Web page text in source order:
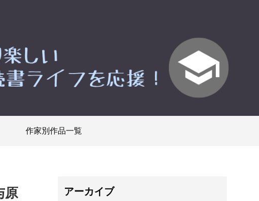
作家別作品一覧
原
アーカイブ